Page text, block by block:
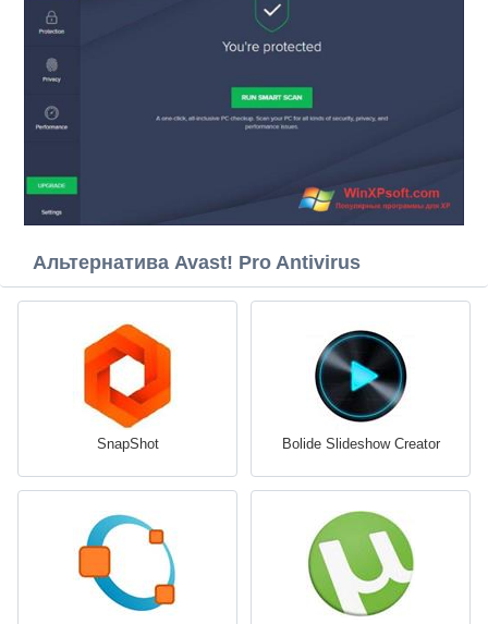
Альтернатива Avast! Pro Antivirus
SnapShot Bolide Slideshow Creator